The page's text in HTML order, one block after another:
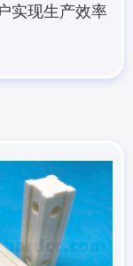
实现生产效率